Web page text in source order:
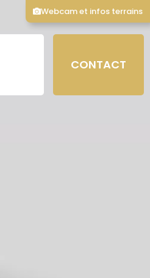
CONTACT
Webcam et infos terrains